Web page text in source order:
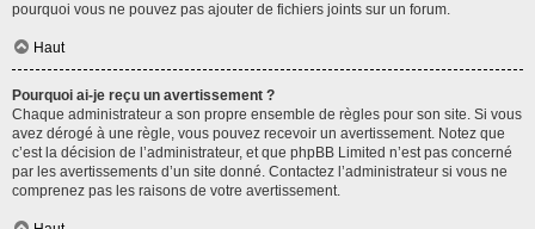
pourquoi vous ne pouvez pas ajouter de fichiers joints sur un forum.
Haut
Pourquoi ai-je reçu un avertissement ?
Chaque administrateur a son propre ensemble de règles pour son site. Si vous
avez dérogé à une règle, vous pouvez recevoir un avertissement. Notez que
c’est la décision de l’administrateur, et que phpBB Limited n’est pas concerné
par les avertissements d’un site donné. Contactez l’administrateur si vous ne
comprenez pas les raisons de votre avertissement.